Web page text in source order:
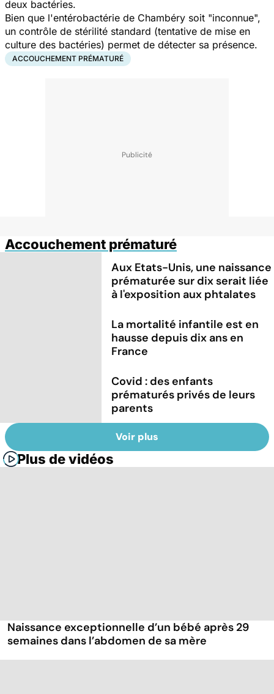
deux bactéries.
Bien que l'entérobactérie de Chambéry soit "inconnue",
un contrôle de stérilité standard (tentative de mise en
culture des bactéries) permet de détecter sa présence.
ACCOUCHEMENT PRÉMATURÉ
Accouchement prématuré
Aux Etats-Unis, une naissance
prématurée sur dix serait liée
à l'exposition aux phtalates
La mortalité infantile est en
hausse depuis dix ans en
France
Covid : des enfants
prématurés privés de leurs
parents
Voir plus
Plus de vidéos
Naissance exceptionnelle d’un bébé après 29
semaines dans l’abdomen de sa mère